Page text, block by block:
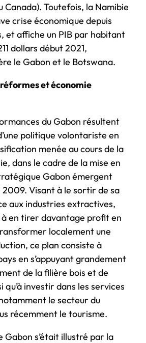
Canada). Toutefois, la Namibie
crise économique depuis
et affiche un PIB par habitant
dollars début 2021,
le Gabon et le Botswana.
et économie
du Gabon résultent
politique volontariste en
menée au cours de la
dans le cadre de la mise en
Gabon émergent
2009. Visant à le sortir de sa
aux industries extractives,
en tirer davantage profit en
localement une
ce plan consiste à
en s’appuyant grandement
de la filière bois et de
qu’à investir dans les services
le secteur du
récemment le tourisme.
Gabon s’était illustré par la